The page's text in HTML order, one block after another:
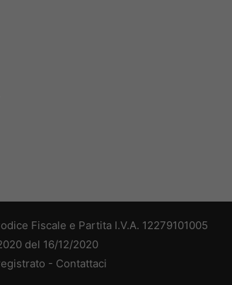
Fiscale e Partita I.V.A. 12279101005
del 16/12/2020
- Contattaci